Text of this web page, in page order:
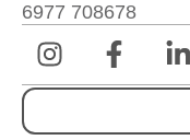
6977 708678